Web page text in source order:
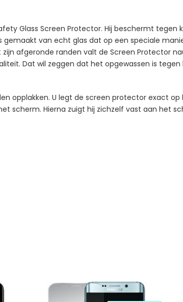
Glass Screen Protector. Hij beschermt tegen
van echt glas dat op een speciale
afgeronde randen valt de Screen Protector
Dat wil zeggen dat het opgewassen is
opplakken. U legt de screen protector exact
scherm. Hierna zuigt hij zichzelf vast aan het